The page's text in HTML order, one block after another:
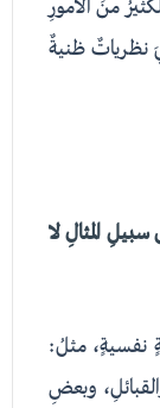
منَ الأمورِ
نظرياتٌ ظنيةٌ
المثالِ لا
نفسيةٍ، مثلُ:
وبعضِ